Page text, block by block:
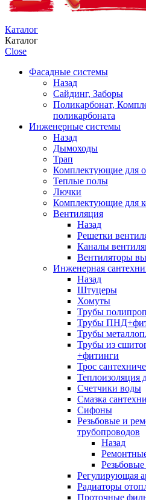
Каталог
Каталог
Close
Фасадные системы
Назад
Сайдинг, Заборы
Поликарбонат,
поликарбоната
Инженерные системы
Назад
Дымоходы
Трап
Комплектующие для
Теплые полы
Лючки
Комплектующие для
Вентиляция
Назад
Решетки
Каналы
Вентиляторы
Инженерная
Назад
Штуцеры
Хомуты
Трубы
Трубы
Трубы
Трубы из
+фитинги
Трос
Теплоизоляция
Счетчики воды
Смазка
Сифоны
Резьбовые и
трубопроводов
Назад
Регулирующая
Радиаторы
Проточные